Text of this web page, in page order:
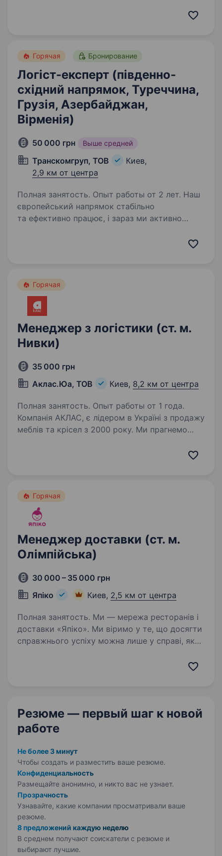
Горячая Бронирование
Логіст-експерт (південно-
східний напрямок, Туреччина,
Грузія, Азербайджан,
Вірменія)
50 000 грн Выше средней
Транскомгруп, ТОВ
Киев,
2,9 км от центра
Полная занятость. Опыт работы от 2 лет. Наш
європейський напрямок стабільно
та ефективно працює, і зараз ми активно
Горячая
Менеджер з логістики (ст. м.
Нивки)
35 000 грн
Аклас.Юа, ТОВ
Киев, 8,2 км от центра
Полная занятость. Опыт работы от 1 года.
Компанія АКЛАС, є лідером в Україні з продажу
меблів та крісел з 2000 року. Ми прагнемо
а й різні види сервісних та споживчих послуг.
Горячая
Менеджер доставки (ст. м.
Олімпійська)
30 000 – 35 000 грн
Япіко
Киев, 2,5 км от центра
Полная занятость. Ми — мережа ресторанів і
доставки «Япіко». Ми віримо у те, що досягти
справжнього успіху можна лише у справі, яку
Резюме — первый шаг к новой
работе
Не более 3 минут
Чтобы создать и разместить ваше резюме.
Конфиденциальность
Размещайте анонимно, и никто вас не узнает.
Прозрачность
Узнавайте, какие компании просматривали ваше
резюме.
8 предложений каждую неделю
В среднем получают соискатели с резюме и
выбирают лучшие.